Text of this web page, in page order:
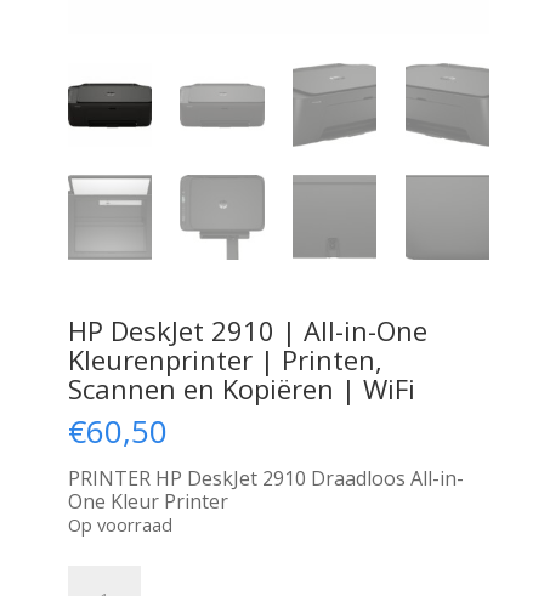
HP DeskJet 2910 | All-in-One
Kleurenprinter | Printen,
Scannen en Kopiëren | WiFi
€60,50
PRINTER HP DeskJet 2910 Draadloos All-in-
One Kleur Printer
Op voorraad